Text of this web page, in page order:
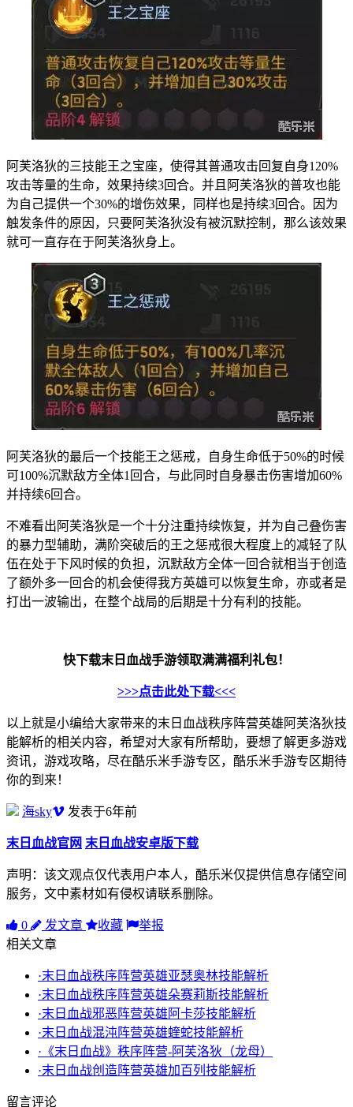
阿芙洛狄的三技能王之宝座，使得其普通攻击回复自身120%
攻击等量的生命，效果持续3回合。并且阿芙洛狄的普攻也能
为自己提供一个30%的增伤效果，同样也是持续3回合。因为
触发条件的原因，只要阿芙洛狄没有被沉默控制，那么该效果
就可一直存在于阿芙洛狄身上。
阿芙洛狄的最后一个技能王之惩戒，自身生命低于50%的时候
可100%沉默敌方全体1回合，与此同时自身暴击伤害增加60%
并持续6回合。
不难看出阿芙洛狄是一个十分注重持续恢复，并为自己叠伤害
的暴力型辅助，满阶突破后的王之惩戒很大程度上的减轻了队
伍在处于下风时候的负担，沉默敌方全体一回合就相当于创造
了额外多一回合的机会使得我方英雄可以恢复生命，亦或者是
打出一波输出，在整个战局的后期是十分有利的技能。
快下载末日血战手游领取满满福利礼包！
>>>点击此处下载<<<
以上就是小编给大家带来的末日血战秩序阵营英雄阿芙洛狄技
能解析的相关内容，希望对大家有所帮助，要想了解更多游戏
资讯，游戏攻略，尽在酷乐米手游专区，酷乐米手游专区期待
你的到来！
海sky 发表于6年前
末日血战官网 末日血战安卓版下载
声明：该文观点仅代表用户本人，酷乐米仅提供信息存储空间
服务，文中素材如有侵权请联系删除。
0 发文章 收藏
举报
相关文章
·末日血战秩序阵营英雄亚瑟奥林技能解析
·末日血战秩序阵营英雄朵赛莉斯技能解析
·末日血战邪恶阵营英雄阿卡莎技能解析
·末日血战混沌阵营英雄蝰蛇技能解析
·《末日血战》秩序阵营-阿芙洛狄（龙母）
·末日血战创造阵营英雄加百列技能解析
留言评论